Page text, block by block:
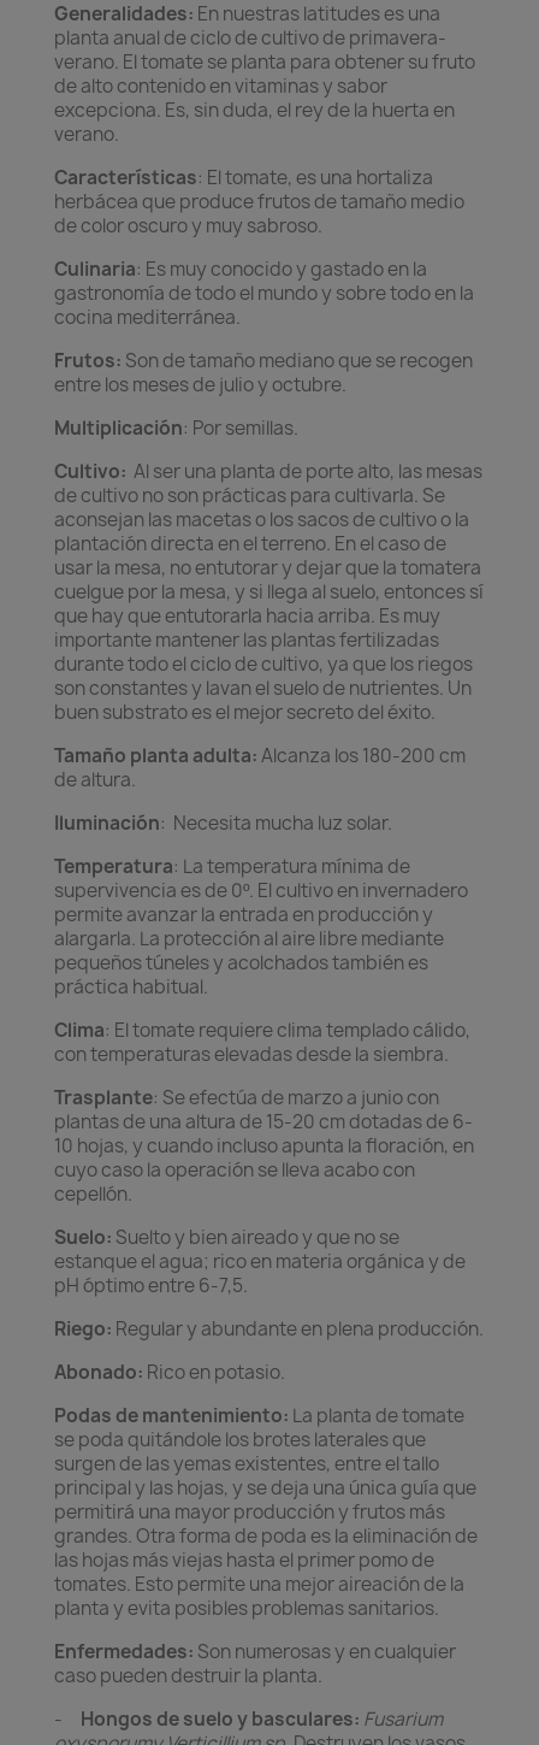
Generalidades: En nuestras latitudes es una
planta anual de ciclo de cultivo de primavera-
verano. El tomate se planta para obtener su fruto
de alto contenido en vitaminas y sabor
excepciona. Es, sin duda, el rey de la huerta en
verano.
Características: El tomate, es una hortaliza
herbácea que produce frutos de tamaño medio
de color oscuro y muy sabroso.
Culinaria: Es muy conocido y gastado en la
gastronomía de todo el mundo y sobre todo en la
cocina mediterránea.
Frutos: Son de tamaño mediano que se recogen
entre los meses de julio y octubre.
Multiplicación: Por semillas.
Cultivo: Al ser una planta de porte alto, las mesas
de cultivo no son prácticas para cultivarla. Se
aconsejan las macetas o los sacos de cultivo o la
plantación directa en el terreno. En el caso de
usar la mesa, no entutorar y dejar que la tomatera
cuelgue por la mesa, y si llega al suelo, entonces sí
que hay que entutorarla hacia arriba. Es muy
importante mantener las plantas fertilizadas
durante todo el ciclo de cultivo, ya que los riegos
son constantes y lavan el suelo de nutrientes. Un
buen substrato es el mejor secreto del éxito.
Tamaño planta adulta:Alcanza los 180-200 cm
de altura.
Iluminación: Necesita mucha luz solar.
Temperatura: La temperatura mínima de
supervivencia es de 0º. El cultivo en invernadero
permite avanzar la entrada en producción y
alargarla. La protección al aire libre mediante
pequeños túneles y acolchados también es
práctica habitual.
Clima: El tomate requiere clima templado cálido,
con temperaturas elevadas desde la siembra.
Trasplante: Se efectúa de marzo a junio con
plantas de una altura de 15-20 cm dotadas de 6-
10 hojas, y cuando incluso apunta la floración, en
cuyo caso la operación se lleva acabo con
cepellón.
Suelo: Suelto y bien aireado y que no se
estanque el agua; rico en materia orgánica y de
pH óptimo entre 6-7,5.
Riego: Regular y abundante en plena producción.
Abonado: Rico en potasio.
Podas de mantenimiento: La planta de tomate
se poda quitándole los brotes laterales que
surgen de las yemas existentes, entre el tallo
principal y las hojas, y se deja una única guía que
permitirá una mayor producción y frutos más
grandes. Otra forma de poda es la eliminación de
las hojas más viejas hasta el primer pomo de
tomates. Esto permite una mejor aireación de la
planta y evita posibles problemas sanitarios.
Enfermedades: Son numerosas y en cualquier
caso pueden destruir la planta.
- Hongos de suelo y basculares: Fusarium